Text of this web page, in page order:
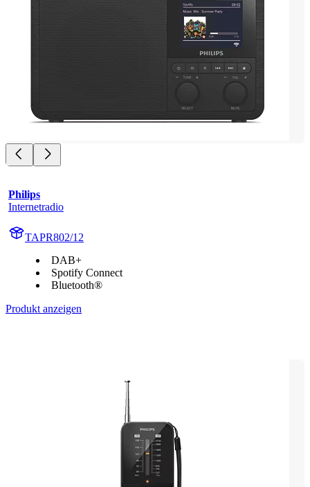
Philips
Internetradio
TAPR802/12
DAB+
Spotify Connect
Bluetooth®
Produkt anzeigen